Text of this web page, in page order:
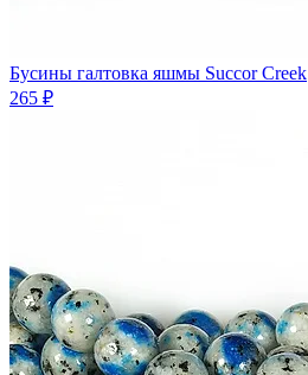
Бусины галтовка яшмы Succor Creek
265 ₽